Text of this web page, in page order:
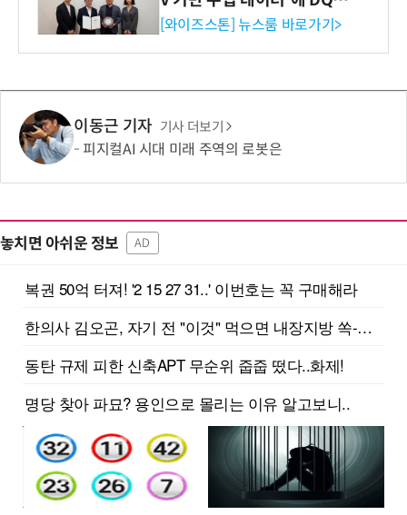
증 최고 등급 수여
[와이즈스톤] 뉴스룸 바로가기>
이동근 기자 기사 더보기
피지컬AI 시대 미래 주역의 로봇은
놓치면 아쉬운 정보 AD